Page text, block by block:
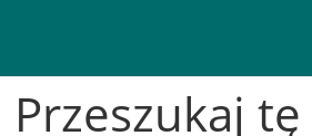
Przeszukaj